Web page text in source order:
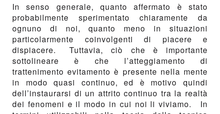
In senso generale, quanto affermato è stato
probabilmente sperimentato chiaramente da
ognuno di noi, quanto meno in situazioni
particolarmente coinvolgenti di piacere e
dispiacere. Tuttavia, ciò che è importante
sottolineare è che l’atteggiamento di
trattenimento evitamento è presente nella mente
in modo quasi continuo, ed è motivo quindi
dell’instaurarsi di un attrito continuo tra la realtà
dei fenomeni e il modo in cui noi li viviamo. In